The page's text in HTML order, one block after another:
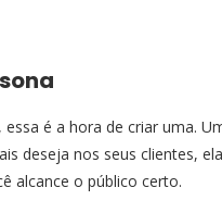
, essa é a hora de criar uma.
deseja nos seus clientes,
alcance o público certo.